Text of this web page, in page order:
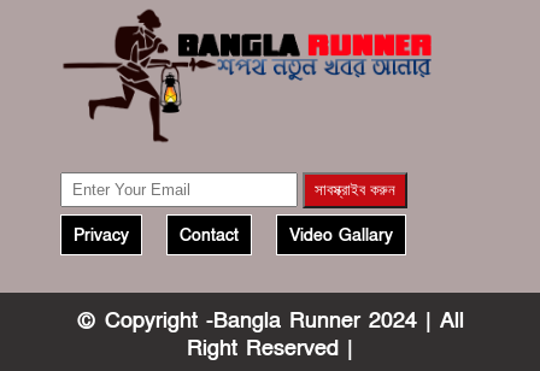
Privacy Contact Video Gallary
© Copyright -Bangla Runner 2024 | All
Right Reserved |